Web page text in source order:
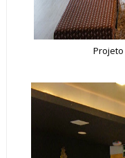
Projeto